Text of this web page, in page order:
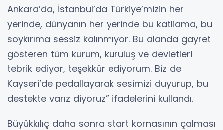
Ankara’da, İstanbul’da Türkiye’mizin her
yerinde, dünyanın her yerinde bu katliama, bu
soykırıma sessiz kalınmıyor. Bu alanda gayret
gösteren tüm kurum, kuruluş ve devletleri
tebrik ediyor, teşekkür ediyorum. Biz de
Kayseri’de pedallayarak sesimizi duyurup, bu
destekte varız diyoruz” ifadelerini kullandı.
Büyükkılıç daha sonra start kornasının çalması